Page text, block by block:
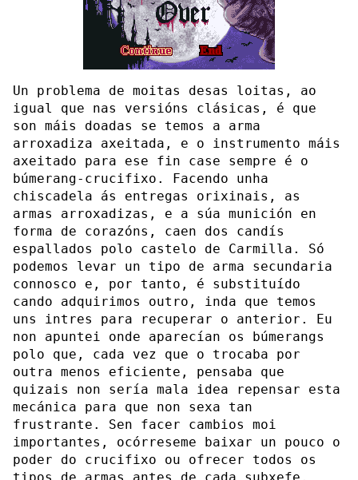
Un problema de moitas desas loitas, ao
igual que nas versións clásicas, é que
son máis doadas se temos a arma
arroxadiza axeitada, e o instrumento máis
axeitado para ese fin case sempre é o
búmerang-crucifixo. Facendo unha
chiscadela ás entregas orixinais, as
armas arroxadizas, e a súa munición en
forma de corazóns, caen dos candís
espallados polo castelo de Carmilla. Só
podemos levar un tipo de arma secundaria
connosco e, por tanto, é substituído
cando adquirimos outro, inda que temos
uns intres para recuperar o anterior. Eu
non apuntei onde aparecían os búmerangs
polo que, cada vez que o trocaba por
outra menos eficiente, pensaba que
quizais non sería mala idea repensar esta
mecánica para que non sexa tan
frustrante. Sen facer cambios moi
importantes, ocórreseme baixar un pouco o
poder do crucifixo ou ofrecer todos os